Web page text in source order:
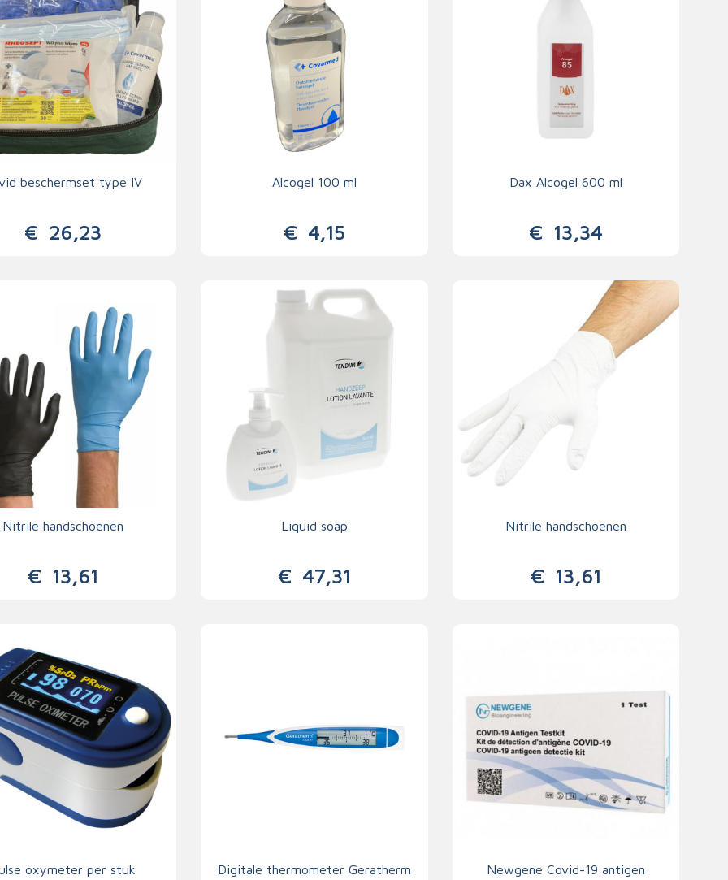
beschermset type IV
€ 26,23
Alcogel 100 ml
€ 4,15
Dax Alcogel 600 ml
€ 13,34
Nitrile handschoenen
€ 13,61
Liquid soap
€47,31
Nitrile handschoenen
€13,61
oxymeter per stuk Digitale thermometer Geratherm
Newgene Covid-19 antigen